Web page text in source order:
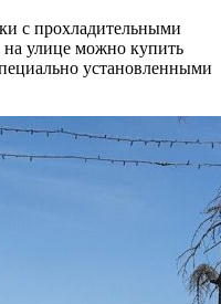
с прохладительными
улице можно купить
установленными